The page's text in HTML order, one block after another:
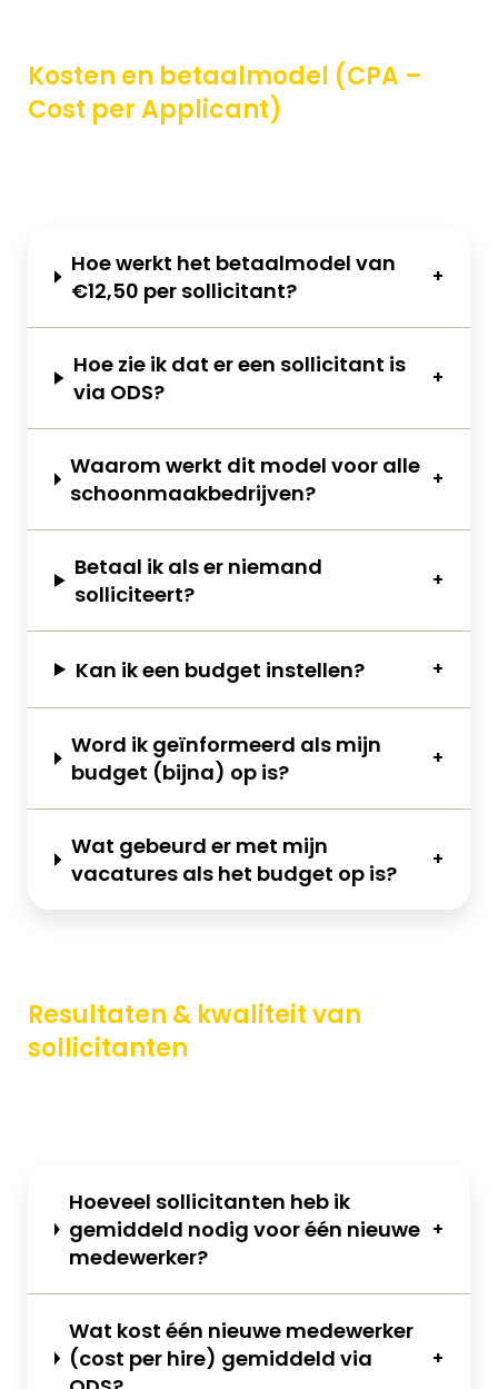
Kosten en betaalmodel (CPA –
Cost per Applicant)
Hoe werkt het betaalmodel van
€12,50 per sollicitant?
Hoe zie ik dat er een sollicitant is
via ODS?
Waarom werkt dit model voor alle
schoonmaakbedrijven?
Betaal ik als er niemand
solliciteert?
Kan ik een budget instellen?
Word ik geïnformeerd als mijn
budget (bijna) op is?
Wat gebeurd er met mijn
vacatures als het budget op is?
Resultaten & kwaliteit van
sollicitanten
Hoeveel sollicitanten heb ik
gemiddeld nodig voor één nieuwe
medewerker?
Wat kost één nieuwe medewerker
(cost per hire) gemiddeldvia